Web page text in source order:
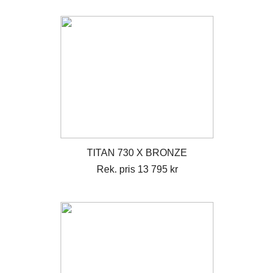
TITAN 730 X BRONZE
Rek. pris 13 795 kr